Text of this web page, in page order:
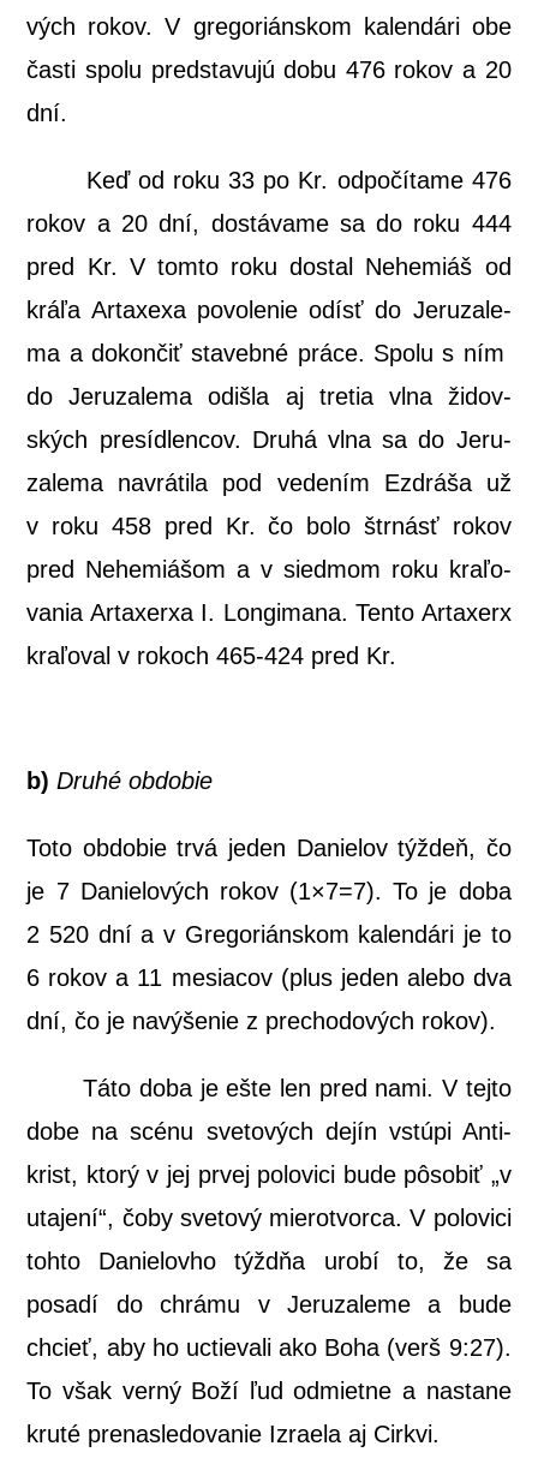
vých rokov. V gre­go­rián­skom kalen­dá­ri obe
čas­ti spo­lu pred­sta­vu­jú dobu 476 rokov a 20
dní.
Keď od roku 33 po Kr. odpo­čí­ta­me 476
rokov a 20 dní, dostá­va­me sa do roku 444
pred Kr. V tom­to roku dostal Nehe­miáš od
krá­ľa Arta­xe­xa povo­le­nie odísť do Jeru­za­le­
ma a dokon­čiť sta­veb­né prá­ce. Spo­lu s ním
do Jeru­za­le­ma odiš­la aj tre­tia vlna židov­
ských pre­síd­len­cov. Dru­há vlna sa do Jeru­
za­le­ma navrá­ti­la pod vede­ním Ezdrá­ša už
v roku 458 pred Kr. čo bolo štr­násť rokov
pred Nehe­miá­šom a v sied­mom roku kra­ľo­
va­nia Arta­xer­xa I. Lon­gi­ma­na. Ten­to Arta­xerx
kra­ľo­val v rokoch 465-424 pred Kr.
b) Dru­hé obdobie
Toto obdo­bie trvá jeden Danie­lov týž­deň, čo
je 7 Danie­lo­vých rokov (1×7=7). To je doba
2 520 dní a v Gre­go­rián­skom kalen­dá­ri je to
6 rokov a 11 mesia­cov (plus jeden ale­bo dva
dní, čo je navý­še­nie z pre­cho­do­vých rokov).
Táto doba je ešte len pred nami. V tej­to
dobe na scé­nu sve­to­vých dejín vstú­pi Anti­
krist, kto­rý v jej prvej polo­vi­ci bude pôso­biť „v
uta­je­ní“, čoby sve­to­vý mie­rot­vor­ca. V polo­vi­ci
toh­to Danie­lov­ho týžd­ňa uro­bí to, že sa
posa­dí do chrá­mu v Jeru­za­le­me a bude
chcieť, aby ho uctie­va­li ako Boha (verš 9:27).
To však ver­ný Boží ľud odmiet­ne a nasta­ne
kru­té pre­na­sle­do­va­nie Izra­e­la aj Cirkvi.